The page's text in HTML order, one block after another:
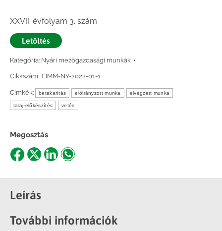
XXVII. évfolyam 3. szám
Letöltés
Kategória: Nyári mezőgazdasági munkák
Cikkszám: TJMM-NY-2022-01-1
Címkék: betakarítás előirányzott munka elvégzett munka
talaj-előkészítés vetés
Megosztás
Share
Facebook
Share
X
ShareShare
Leírás
További információk